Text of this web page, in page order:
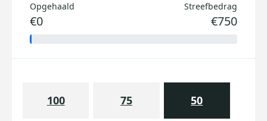
Opgehaald
€0
Streefbedrag
€750
100 75 50